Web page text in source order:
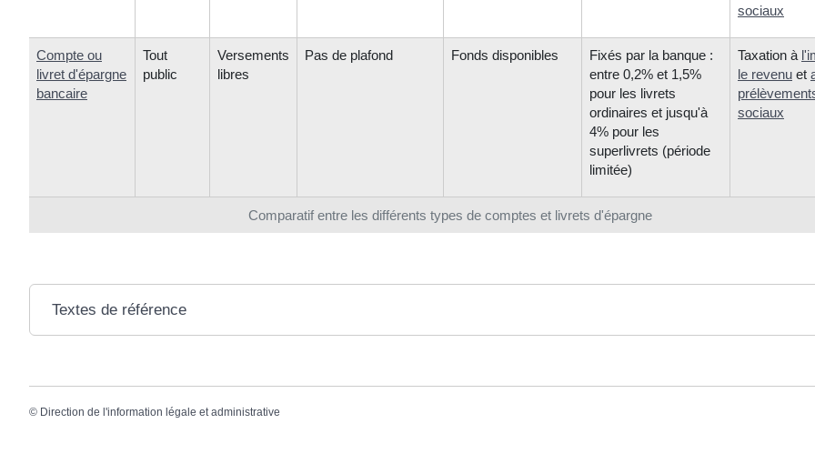
Comparatif entre les différents types de comptes et livrets d'épargne
sociaux
Compte ou
livret d'épargne
bancaire
Tout
public
Versements
libres
Pas de plafond Fonds disponibles
Fixés par la banque :
entre 0,2% et 1,5%
pour les livrets
ordinaires et jusqu'à
4% pour les
superlivrets (période
limitée)
Taxation à
le revenu et
sociaux
Textes de référence
© Direction de l'information légale et administrative